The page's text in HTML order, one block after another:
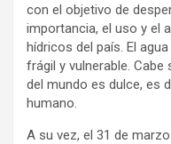
con el objetivo de
importancia, el uso y el
hídricos del país. El
frágil y vulnerable. Cabe
del mundo es dulce, es
humano.
A su vez, el 31 de